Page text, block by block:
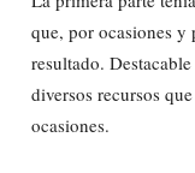
que, por ocasiones y
resultado.
diversos recursos
ocasiones.